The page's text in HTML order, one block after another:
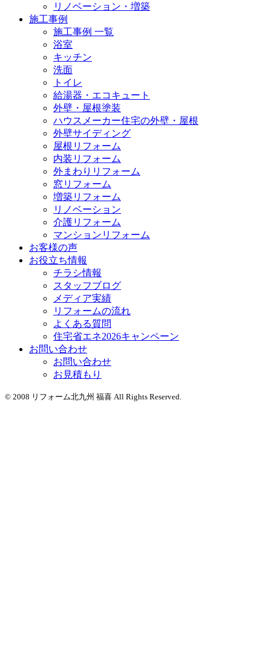
リノベーション・増築
施工事例
施工事例 一覧
浴室
キッチン
洗面
トイレ
給湯器・エコキュート
外壁・屋根塗装
ハウスメーカー住宅の外壁・屋根
外壁サイディング
屋根リフォーム
内装リフォーム
外まわりリフォーム
窓リフォーム
増築リフォーム
リノベーション
介護リフォーム
マンションリフォーム
お客様の声
お役立ち情報
チラシ情報
スタッフブログ
メディア実績
リフォームの流れ
よくある質問
住宅省エネ2026キャンペーン
お問い合わせ
お問い合わせ
お見積もり
© 2008 リフォーム北九州 福喜 All Rights Reserved.